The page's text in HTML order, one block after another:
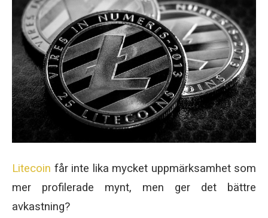
Litecoin får inte lika mycket uppmärksamhet som
mer profilerade mynt, men ger det bättre
avkastning?